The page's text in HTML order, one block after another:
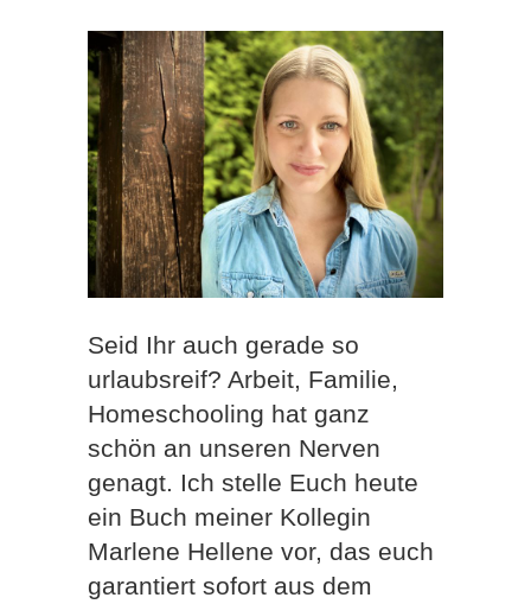
Seid Ihr auch gerade so
urlaubsreif? Arbeit, Familie,
Homeschooling hat ganz
schön an unseren Nerven
genagt. Ich stelle Euch heute
ein Buch meiner Kollegin
Marlene Hellene vor, das euch
garantiert sofort aus dem